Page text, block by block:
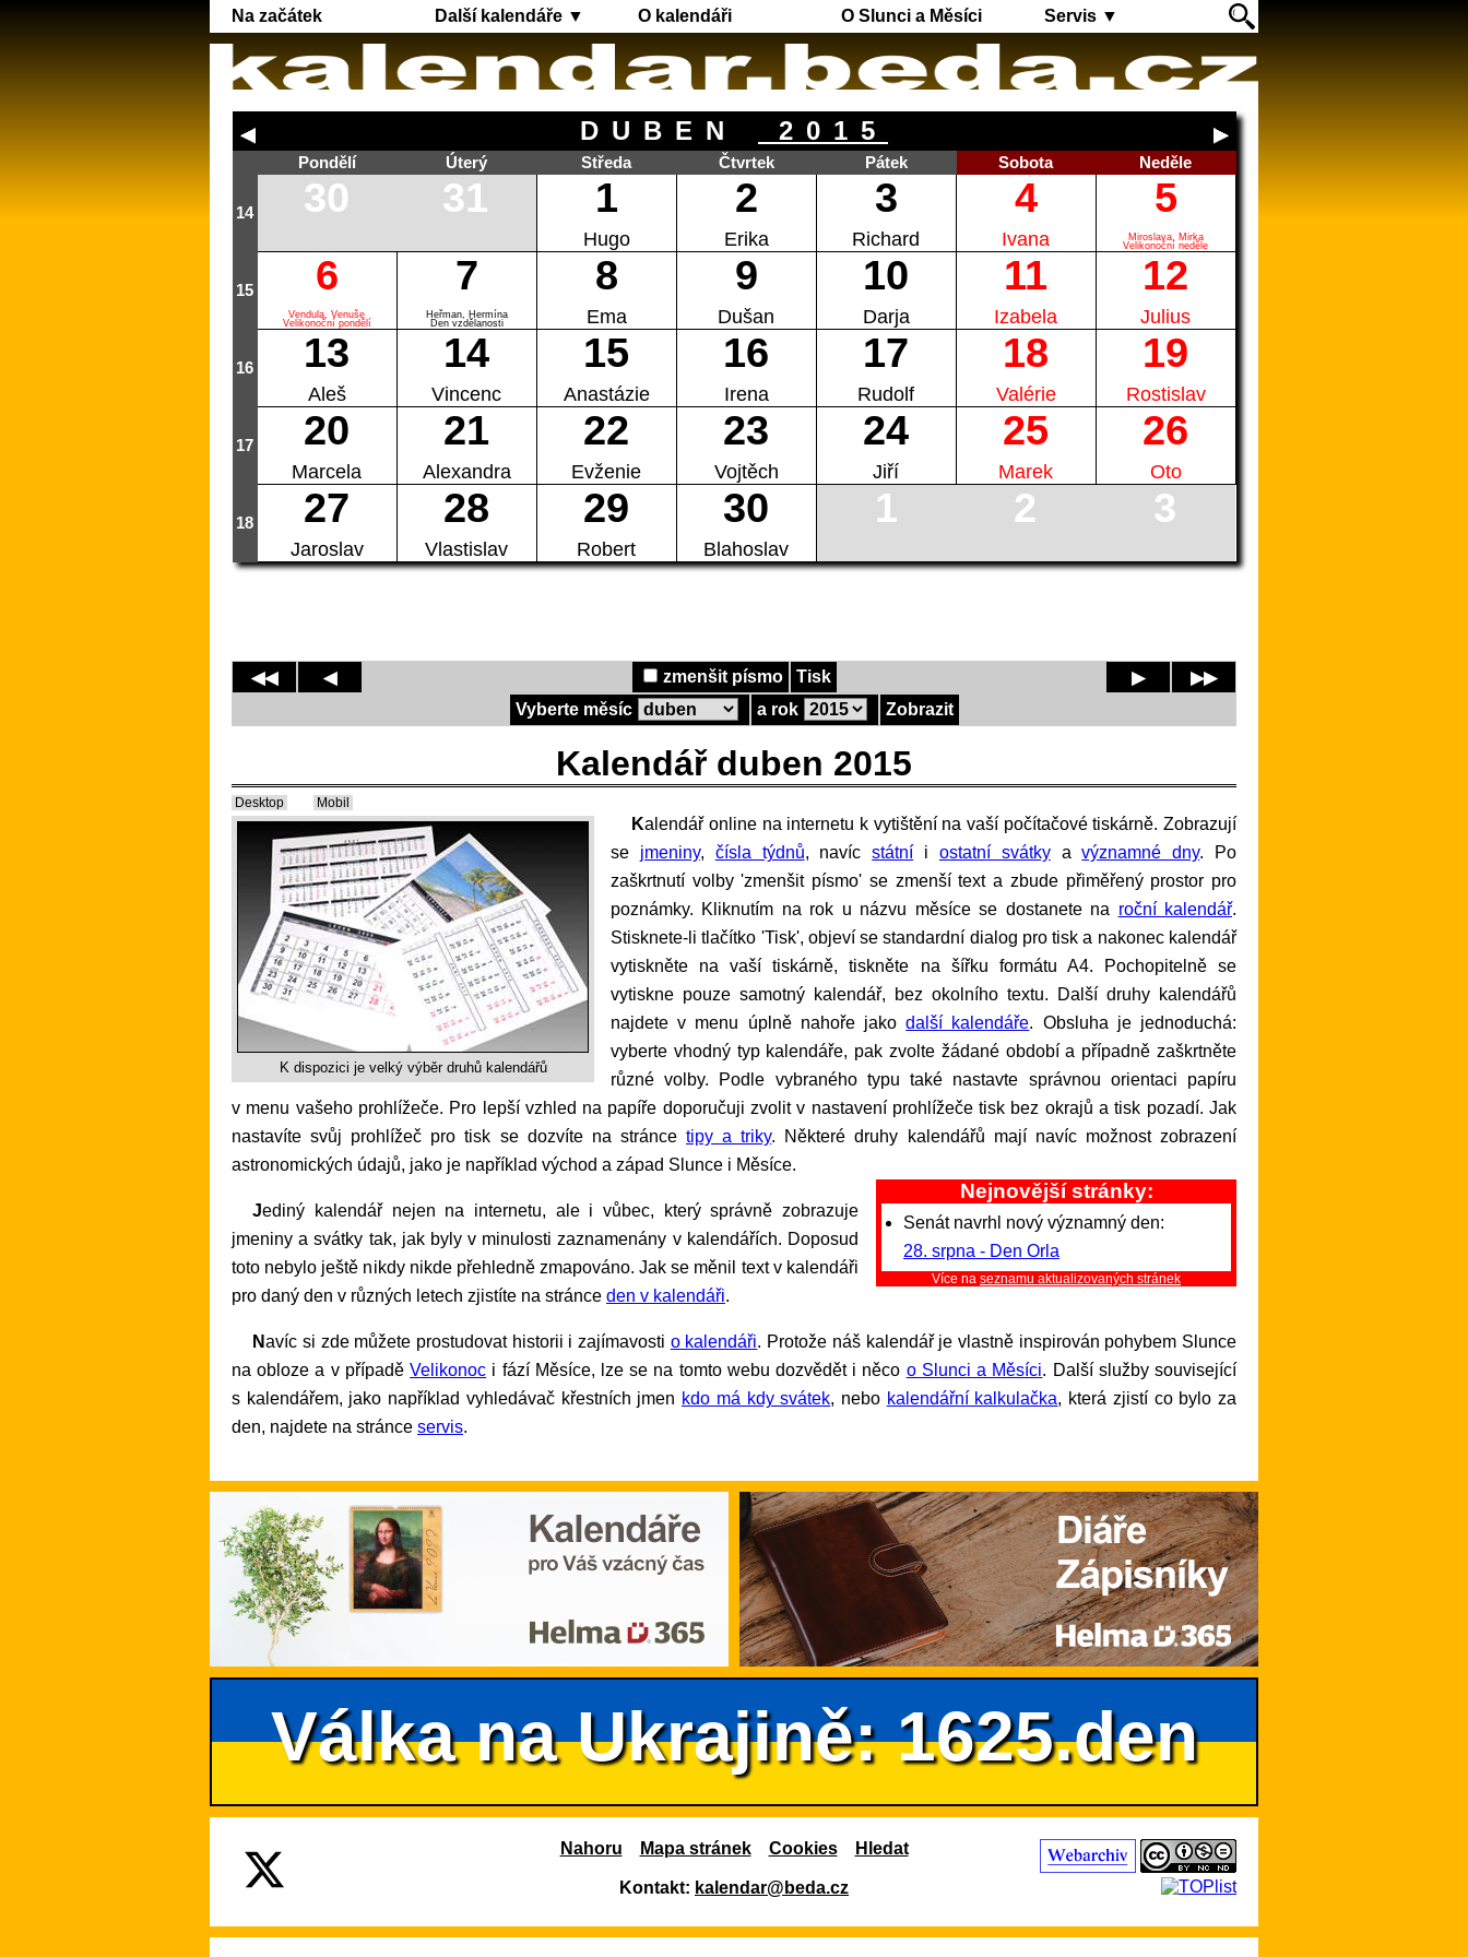
Na začátek Další kalendáře ▼ O kalendáři O Slunci a Měsíci Servis ▼
DUBEN 2015
Pondělí Úterý Středa Čtvrtek Pátek Sobota Neděle
14 30 31 1
Hugo
2
Erika
3
Richard
4
Ivana
5
Miroslava, Mirka
Velikonoční neděle
15 6
Vendula, Venuše
Velikonoční pondělí
7
Heřman, Hermína
Den vzdělanosti
8
Ema
9
Dušan
10
Darja
11
Izabela
12
Julius
16 13
Aleš
14
Vincenc
15
Anastázie
16
Irena
17
Rudolf
18
Valérie
19
Rostislav
17 20
Marcela
21
Alexandra
22
Evženie
23
Vojtěch
24
Jiří
25
Marek
26
Oto
18 27
Jaroslav
28
Vlastislav
29
Robert
30
Blahoslav
1 2 3
zmenšit písmo
Tisk
Vyberte měsíc
a rok Zobrazit
◀◀ ◀ ▶ ▶▶
Kalendář duben 2015
Desktop Mobil
K dispozici je velký výběr druhů kalendářů
Kalendář online na internetu k vytištění na vaší počítačové tiskárně. Zobrazují
se jmeniny, čísla týdnů, navícstátní i ostatní svátkyavýznamné dny. Po
zaškrtnutí volby 'zmenšit písmo' se zmenší text a zbude přiměřený prostor pro
poznámky. Kliknutím na rok u názvu měsíce se dostanete na roční kalendář.
Stisknete-li tlačítko 'Tisk', objeví se standardní dialog pro tisk a nakonec kalendář
vytiskněte na vaší tiskárně, tiskněte na šířku formátu A4. Pochopitelně se
vytiskne pouze samotný kalendář, bez okolního textu. Další druhy kalendářů
najdete v menu úplně nahoře jakodalší kalendáře. Obsluha je jednoduchá:
vyberte vhodný typ kalendáře, pak zvolte žádané období a případně zaškrtněte
různé volby. Podle vybraného typu také nastavte správnou orientaci papíru
v menu vašeho prohlížeče. Pro lepší vzhled na papíře doporučuji zvolit v nastavení prohlížeče tisk bez okrajů a tisk pozadí. Jak
nastavíte svůj prohlížeč pro tisk se dozvíte na stránce tipy a triky. Některé druhy kalendářů mají navíc možnost zobrazení
astronomických údajů, jako je například východ a západ Slunce i Měsíce.
Nejnovější stránky:
Senát navrhl nový významný den:
28. srpna - Den Orla
Více na seznamu aktualizovaných stránek
Jediný kalendář nejen na internetu, ale i vůbec, který správně zobrazuje
jmeniny a svátky tak, jak byly v minulosti zaznamenány v kalendářích. Doposud
toto nebylo ještě nikdy nikde přehledně zmapováno. Jak se měnil text v kalendáři
pro daný den v různých letech zjistíte na stránce den v kalendáři.
Navíc si zde můžete prostudovat historii i zajímavosti o kalendáři. Protože náš kalendář je vlastně inspirován pohybem Slunce
na obloze a v případěVelikonoc i fází Měsíce, lze se na tomto webu dozvědět i něco o Slunci a Měsíci. Další služby související
s kalendářem, jako například vyhledávač křestních jmen kdo má kdy svátek, nebo kalendářní kalkulačka, která zjistí co bylo za
den, najdete na stránce servis.
Válka na Ukrajině: 1625.den
Nahoru Mapa stránek Cookies Hledat
Kontakt: kalendar@beda.cz